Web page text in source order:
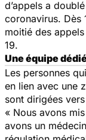
d’appels a
coronavirus. Dès
moitié des
19.
Une équipe
Les personnes
en lien avec une
sont dirigées
« Nous avons
avons un